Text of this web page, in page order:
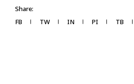
Share:
FB
TW IN PI TB